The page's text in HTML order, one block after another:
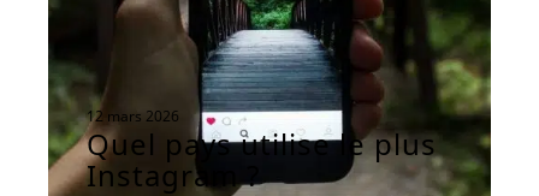
12 mars 2026
Quel pays utilise le plus
Instagram ?